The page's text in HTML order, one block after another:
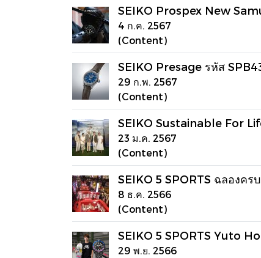
SEIKO Prospex New
4 ก.ค. 2567
(Content)
SEIKO Presage รหัส
29 ก.พ. 2567
(Content)
SEIKO Sustainable For
23 ม.ค. 2567
(Content)
SEIKO 5 SPORTS ฉลองคร
8 ธ.ค. 2566
(Content)
SEIKO 5 SPORTS Yuto
29 พ.ย. 2566